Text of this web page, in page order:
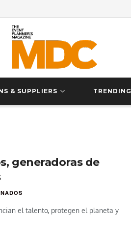
& SUPPLIERS TRENDING
generadoras de
el talento, protegen el planeta y